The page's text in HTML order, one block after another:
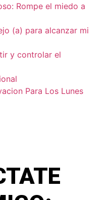
Rompe el miedo a
(a) para alcanzar mi
y controlar el
Para Los Lunes